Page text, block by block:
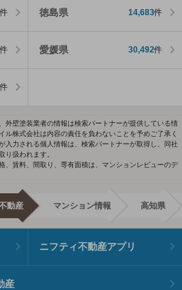
件 徳島県 14,683件
件 愛媛県 30,492件
件
外壁塗装業者の情報は検索パートナーが提供している情
ル株式会社は内容の責任を負わないことを予めご了承く
入力される個人情報は、検索パートナーが取得し、同社
り扱われます。
、賃料、間取り、専有面積は、マンションレビューのデ
動産 マンション情報 高知県
ニフティ不動産アプリ
産